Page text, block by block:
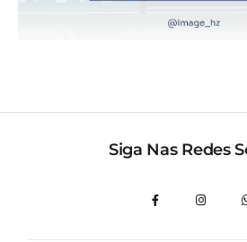
Siga Nas Redes